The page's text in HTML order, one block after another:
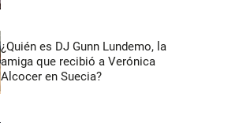
¿Quién es DJ Gunn Lundemo, la
amiga que recibió a Verónica
Alcocer en Suecia?